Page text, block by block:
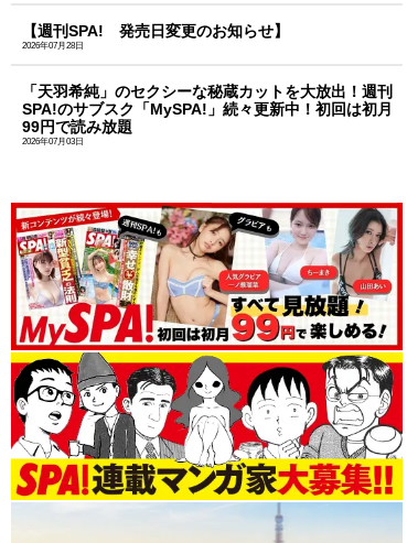
【週刊SPA! 発売日変更のお知らせ】
2026年07月28日
「天羽希純」のセクシーな秘蔵カットを大放出！週刊
SPA!のサブスク「MySPA!」続々更新中！初回は初月
99円で読み放題
2026年07月03日